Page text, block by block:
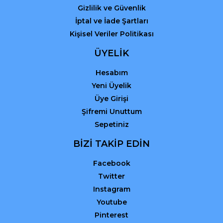
Gizlilik ve Güvenlik
İptal ve İade Şartları
Kişisel Veriler Politikası
ÜYELİK
Hesabım
Yeni Üyelik
Üye Girişi
Şifremi Unuttum
Sepetiniz
BİZİ TAKİP EDİN
Facebook
Twitter
Instagram
Youtube
Pinterest